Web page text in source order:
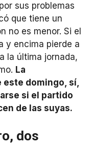
sus problemas
que tiene un
no es menor. Si el
y encima pierde a
la última jornada,
La
este domingo, sí,
si el partido
de las suyas.
dos